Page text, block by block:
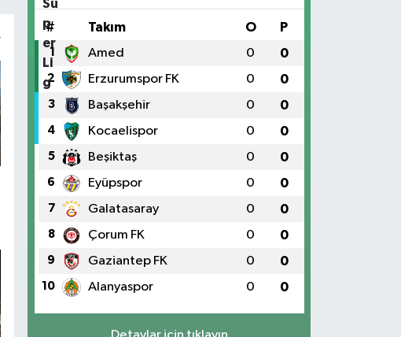
# Takım O P
1 Amed 0 0
2 Erzurumspor FK 0 0
3 Başakşehir 0 0
4 Kocaelispor 0 0
5 Beşiktaş 0 0
6 Eyüpspor 0 0
7 Galatasaray 0 0
8 Çorum FK 0 0
9 Gaziantep FK 0 0
10 Alanyaspor 0 0